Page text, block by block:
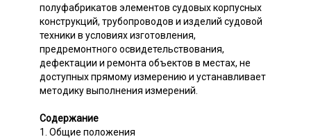
полуфабрикатов элементов судовых корпусных
конструкций, трубопроводов и изделий судовой
техники в условиях изготовления,
предремонтного освидетельствования,
дефектации и ремонта объектов в местах, не
доступных прямому измерению и устанавливает
методику выполнения измерений.
Содержание
1. Общие положения